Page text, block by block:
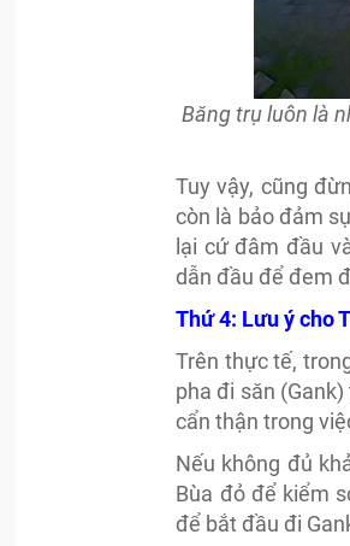
Băng trụ luôn là
Tuy vậy, cũng
còn là bảo đảm
lại cứ đâm đầu
dẫn đầu để đem
Thứ 4: Lưu ý cho
Trên thực tế,
pha đi săn
cẩn thận trong
Nếu không đủ
Bùa đỏ để kiểm
để bắt đầu đi